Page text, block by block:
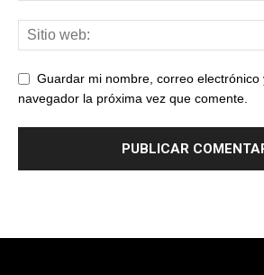
Guardar mi nombre, correo electrónico
navegador la próxima vez que comente.